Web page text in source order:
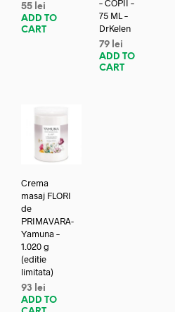
55 lei
ADD TO
CART
– COPII –
75 ML –
DrKelen
79 lei
ADD TO
CART
Crema
masaj FLORI
de
PRIMAVARA-
Yamuna –
1.020 g
(editie
limitata)
93
lei
ADD TO